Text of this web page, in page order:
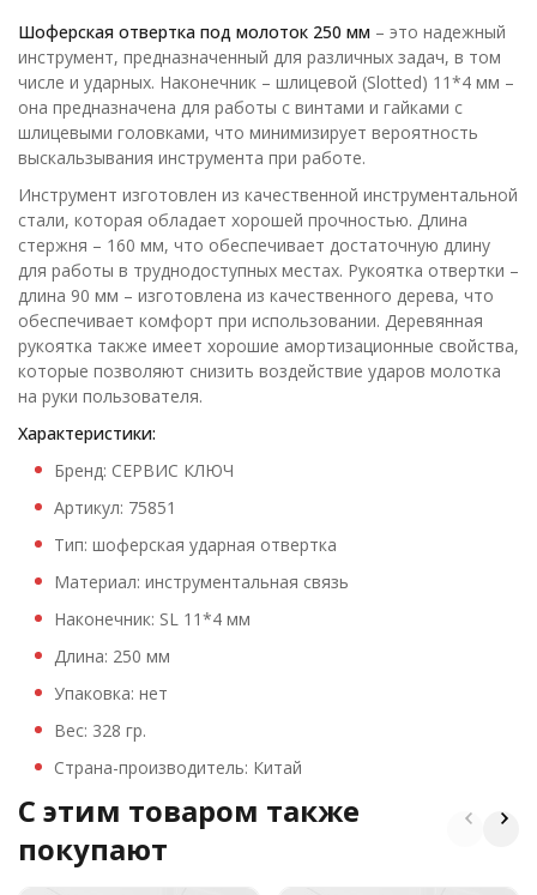
Шоферская отвертка под молоток 250 мм – это надежный
инструмент, предназначенный для различных задач, в том
числе и ударных. Наконечник – шлицевой (Slotted) 11*4 мм –
она предназначена для работы с винтами и гайками с
шлицевыми головками, что минимизирует вероятность
выскальзывания инструмента при работе.
Инструмент изготовлен из качественной инструментальной
стали, которая обладает хорошей прочностью. Длина
стержня – 160 мм, что обеспечивает достаточную длину
для работы в труднодоступных местах. Рукоятка отвертки –
длина 90 мм – изготовлена из качественного дерева, что
обеспечивает комфорт при использовании. Деревянная
рукоятка также имеет хорошие амортизационные свойства,
которые позволяют снизить воздействие ударов молотка
на руки пользователя.
Характеристики:
Бренд: СЕРВИС КЛЮЧ
Артикул: 75851
Тип: шоферская ударная отвертка
Материал: инструментальная связь
Наконечник: SL 11*4 мм
Длина: 250 мм
Упаковка: нет
Вес: 328 гр.
Страна-производитель: Китай
C этим товаром также
покупают